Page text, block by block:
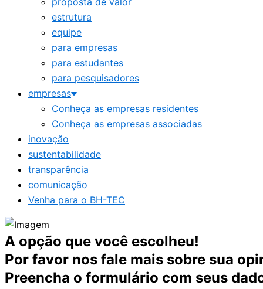
estrutura
equipe
para empresas
para estudantes
para pesquisadores
empresas
Conheça as empresas residentes
Conheça as empresas associadas
inovação
sustentabilidade
transparência
comunicação
Venha para o BH-TEC
A opção que você escolheu!
Por favor nos fale mais sobre sua
Preencha o formulário com seus